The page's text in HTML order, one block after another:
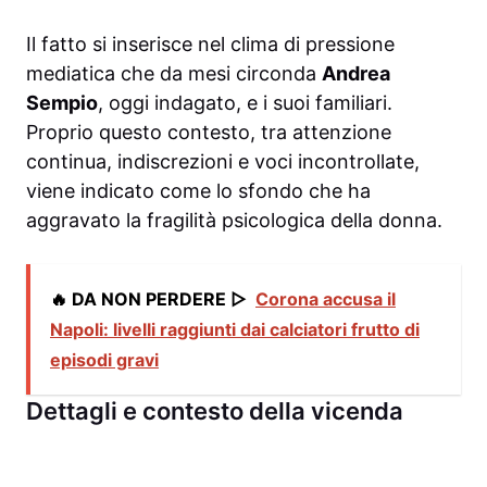
Il fatto si inserisce nel clima di pressione
mediatica che da mesi circonda Andrea
Sempio, oggi indagato, e i suoi familiari.
Proprio questo contesto, tra attenzione
continua, indiscrezioni e voci incontrollate,
viene indicato come lo sfondo che ha
aggravato la fragilità psicologica della donna.
🔥 DA NON PERDERE ▷ Corona accusa il
Napoli: livelli raggiunti dai calciatori frutto di
episodi gravi
Dettagli e contesto della vicenda